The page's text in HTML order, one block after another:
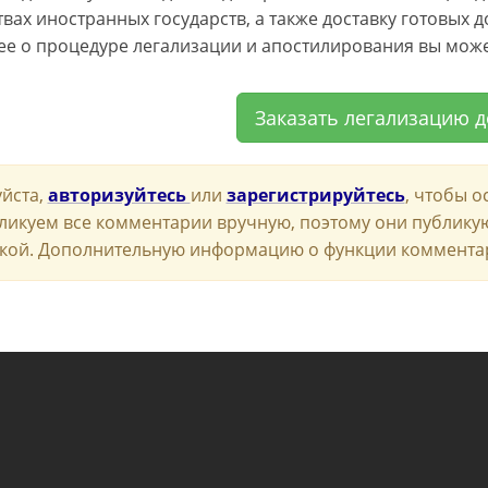
иностранных государств, а также доставку
о процедуре легализации и апостилирования вы
Заказать легализацию
авторизуйтесь или зарегистрируйтесь, чтобы
все комментарии вручную, поэтому они
Дополнительную информацию о функции